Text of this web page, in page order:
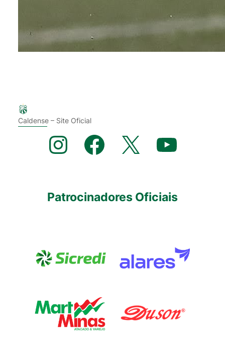
Caldense – Site Oficial
Instagram Facebook X YouTube
Patrocinadores Oficiais